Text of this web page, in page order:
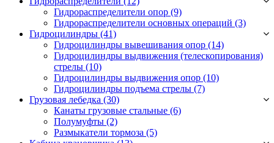
Гидрораспределители опор (9)
Гидрораспределители основных операций (3)
Гидроцилиндры (41)
Гидроцилиндры вывешивания опор (14)
Гидроцилиндры выдвижения (телескопирования)
стрелы (10)
Гидроцилиндры выдвижения опор (10)
Гидроцилиндры подъема стрелы (7)
Грузовая лебедка (30)
Канаты грузовые стальные (6)
Полумуфты (2)
Размыкатели тормоза (5)